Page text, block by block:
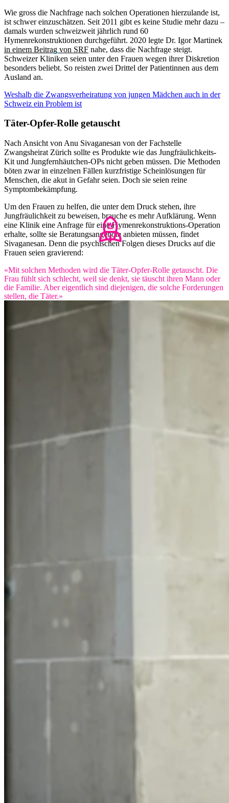
Wie gross die Nachfrage nach solchen Operationen hierzulande ist,
ist schwer einzuschätzen. Seit 2011 gibt es keine Studie mehr dazu –
damals wurden schweizweit jährlich rund 60
Hymenrekonstruktionen durchgeführt. 2020 legte Dr. Igor Martinek
in einem Beitrag von SRF nahe, dass die Nachfrage steigt.
Schweizer Kliniken seien unter den Frauen wegen ihrer Diskretion
besonders beliebt. So reisten zwei Drittel der Patientinnen aus dem
Ausland an.
Weshalb die Zwangsverheiratung von jungen Mädchen auch in der
Schweiz ein Problem ist
Täter-Opfer-Rolle getauscht
Nach Ansicht von Anu Sivaganesan von der Fachstelle
Zwangsheirat Zürich sollte es Produkte wie das Jungfräulichkeits-
Kit und Jungfernhäutchen-OPs nicht geben müssen. Die Methoden
böten zwar in einzelnen Fällen kurzfristige Scheinlösungen für
Menschen, die akut in Gefahr seien. Doch sie seien reine
Symptombekämpfung.
Um den Frauen zu helfen, die unter dem Druck stehen, ihre
Jungfräulichkeit zu beweisen, brauche es mehr Aufklärung. Wenn
eine Klinik eine Anfrage für eine Hymenrekonstruktions-Operation
erhalte, sollte sie Beratungsangebote anbieten müssen, findet
Sivaganesan. Denn die psychischen Folgen dieses Drucks auf die
Frauen seien gravierend:
«Mit solchen Methoden wird die Täter-Opfer-Rolle getauscht. Die
Frau fühlt sich schlecht, weil sie denkt, sie täuscht ihren Mann oder
die Familie. Aber eigentlich sind diejenigen, die solche Forderungen
stellen, die Täter.»